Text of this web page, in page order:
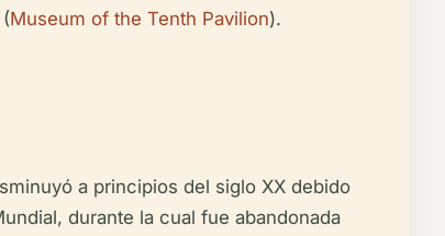
Museum of the Tenth Pavilion).
a principios del siglo XX debido
durante la cual fue abandonada